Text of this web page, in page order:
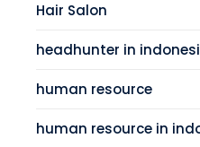
Hair Salon
headhunter in
human resource
human resource in